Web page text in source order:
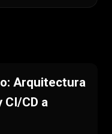
Arquitectura
CD a